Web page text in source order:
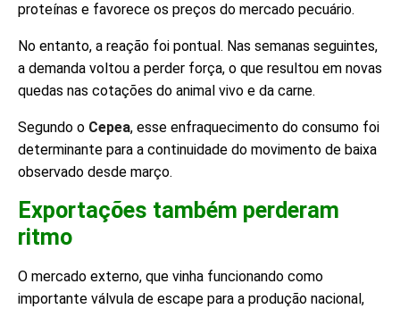
proteínas e favorece os preços do mercado pecuário.
No entanto, a reação foi pontual. Nas semanas seguintes,
a demanda voltou a perder força, o que resultou em novas
quedas nas cotações do animal vivo e da carne.
Segundo o Cepea, esse enfraquecimento do consumo foi
determinante para a continuidade do movimento de baixa
observado desde março.
Exportações também perderam
ritmo
O mercado externo, que vinha funcionando como
importante válvula de escape para a produção nacional,